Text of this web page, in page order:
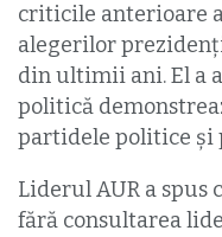
criticile anterioare
alegerilor
din ultimii ani. El a
politică
partidele politice și
Liderul AUR a spus
fără consultarea